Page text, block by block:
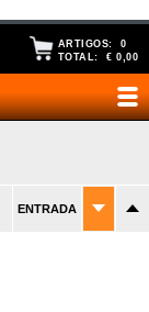
ARTIGOS: 0
TOTAL: € 0,00
ENTRADA